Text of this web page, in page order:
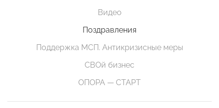
Видео
Поздравления
Поддержка МСП. Антикризисные меры
СВОй бизнес
ОПОРА — СТАРТ